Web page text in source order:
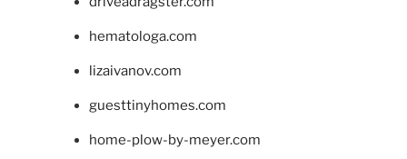
hematologa.com
lizaivanov.com
guesttinyhomes.com
home-plow-by-meyer.com